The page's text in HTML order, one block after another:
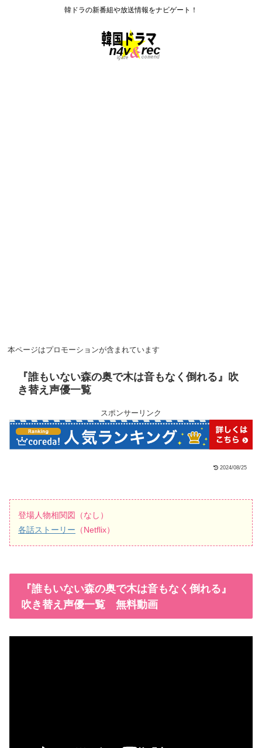
韓ドラの新番組や放送情報をナビゲート！
本ページはプロモーションが含まれています
『誰もいない森の奥で木は音もなく倒れる』吹
き替え声優一覧
スポンサーリンク
2024/08/25
登場人物相関図（なし）
各話ストーリー （Netflix）
『誰もいない森の奥で木は音もなく倒れる』
吹き替え声優一覧 無料動画